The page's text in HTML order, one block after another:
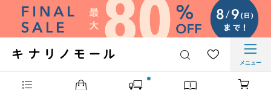
メニュー